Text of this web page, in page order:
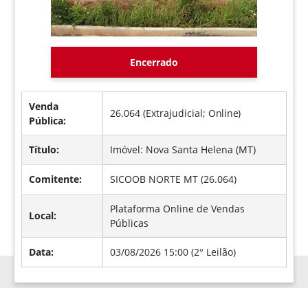
Encerrado
Venda
Pública:
26.064 (Extrajudicial; Online)
Título: Imóvel: Nova Santa Helena (MT)
Comitente: SICOOB NORTE MT (26.064)
Local:
Plataforma Online de Vendas
Públicas
Data: 03/08/2026 15:00 (2° Leilão)